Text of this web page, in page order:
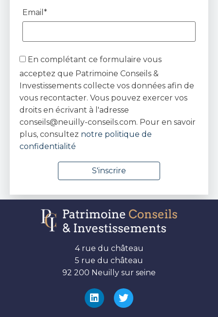
Email*
En complétant ce formulaire vous
acceptez que Patrimoine Conseils &
Investissements collecte vos données afin de
vous recontacter. Vous pouvez exercer vos
droits en écrivant à l'adresse
conseils@neuilly-conseils.com. Pour en savoir
plus, consultez notre politique de
confidentialité
4 rue du château
5 rue du château
92 200 Neuilly sur seine